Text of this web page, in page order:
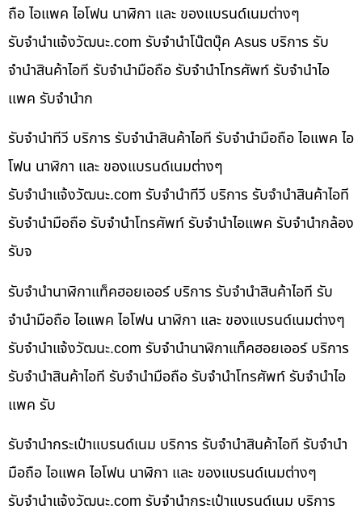
ถือ ไอแพค ไอโฟน นาฬิกา และ ของแบรนด์เนมต่างๆ
รับจํานําแจ้งวัฒนะ.com รับจำนำโน๊ตบุ๊ค Asus บริการ รับ
จำนำสินค้าไอที รับจำนำมือถือ รับจำนำโทรศัพท์ รับจำนำไอ
แพค รับจำนำก
รับจำนำทีวี บริการ รับจำนำสินค้าไอที รับจำนำมือถือ ไอแพค ไอ
โฟน นาฬิกา และ ของแบรนด์เนมต่างๆ
รับจํานําแจ้งวัฒนะ.com รับจำนำทีวี บริการ รับจำนำสินค้าไอที
รับจำนำมือถือ รับจำนำโทรศัพท์ รับจำนำไอแพค รับจำนำกล้อง
รับจ
รับจำนำนาฬิกาแท็คฮอยเออร์ บริการ รับจำนำสินค้าไอที รับ
จำนำมือถือ ไอแพค ไอโฟน นาฬิกา และ ของแบรนด์เนมต่างๆ
รับจํานําแจ้งวัฒนะ.com รับจำนำนาฬิกาแท็คฮอยเออร์ บริการ
รับจำนำสินค้าไอที รับจำนำมือถือ รับจำนำโทรศัพท์ รับจำนำไอ
แพค รับ
รับจำนำกระเป๋าแบรนด์เนม บริการ รับจำนำสินค้าไอที รับจำนำ
มือถือ ไอแพค ไอโฟน นาฬิกา และ ของแบรนด์เนมต่างๆ
รับจํานําแจ้งวัฒนะ.com รับจำนำกระเป๋าแบรนด์เนม บริการ